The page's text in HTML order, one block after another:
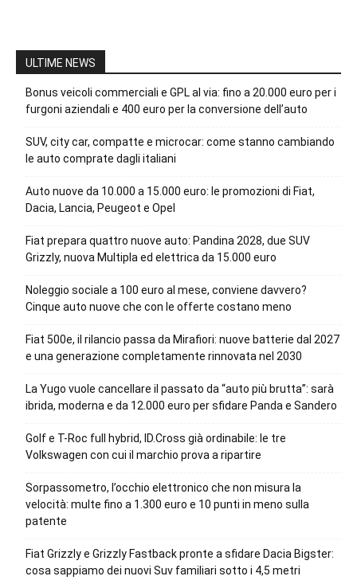
ULTIME NEWS
Bonus veicoli commerciali e GPL al via: fino a 20.000 euro per i
furgoni aziendali e 400 euro per la conversione dell’auto
SUV, city car, compatte e microcar: come stanno cambiando
le auto comprate dagli italiani
Auto nuove da 10.000 a 15.000 euro: le promozioni di Fiat,
Dacia, Lancia, Peugeot e Opel
Fiat prepara quattro nuove auto: Pandina 2028, due SUV
Grizzly, nuova Multipla ed elettrica da 15.000 euro
Noleggio sociale a 100 euro al mese, conviene davvero?
Cinque auto nuove che con le offerte costano meno
Fiat 500e, il rilancio passa da Mirafiori: nuove batterie dal 2027
e una generazione completamente rinnovata nel 2030
La Yugo vuole cancellare il passato da “auto più brutta”: sarà
ibrida, moderna e da 12.000 euro per sfidare Panda e Sandero
Golf e T-Roc full hybrid, ID.Cross già ordinabile: le tre
Volkswagen con cui il marchio prova a ripartire
Sorpassometro, l’occhio elettronico che non misura la
velocità: multe fino a 1.300 euro e 10 punti in meno sulla
patente
Fiat Grizzly e Grizzly Fastback pronte a sfidare Dacia Bigster:
cosa sappiamo dei nuovi Suv familiari sotto i 4,5 metri